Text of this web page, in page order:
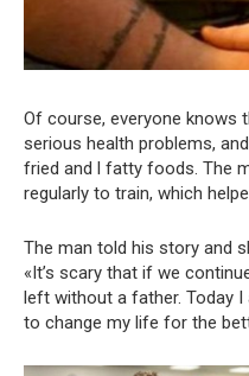
Of course, everyone knows
serious health problems,
fried and l fatty foods. The
regularly to train, which
The man told his story and
«It’s scary that if we
left without a father. Today I
to change my life for the